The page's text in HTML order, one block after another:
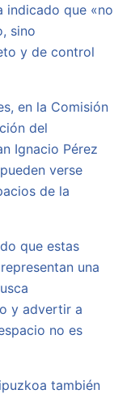
indicado que «no
sino
y de control
en la Comisión
del
Ignacio Pérez
verse
de la
que estas
una
y advertir a
no es
también